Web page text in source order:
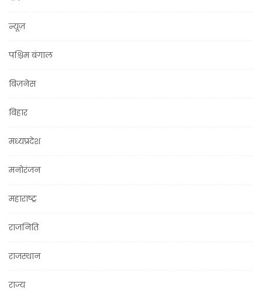
न्यूज़
पश्चिम बंगाल
बिज़नेस
बिहार
मध्यप्रदेश
मनोरंजन
महाराष्ट्र
राजनिति
राजस्थान
राज्य